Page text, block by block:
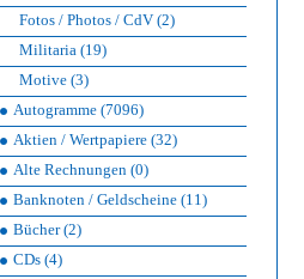
Fotos / Photos / CdV (2)
Militaria (19)
Motive (3)
Autogramme (7096)
Aktien / Wertpapiere (32)
Alte Rechnungen (0)
Banknoten / Geldscheine (11)
Bücher (2)
CDs (4)